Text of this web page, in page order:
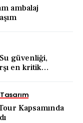
ambalaj
güvenliği,
en kritik
Tasarım
Kapsamında